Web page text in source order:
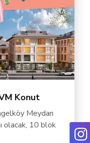
Konut
Meydan
olacak, 10 blok